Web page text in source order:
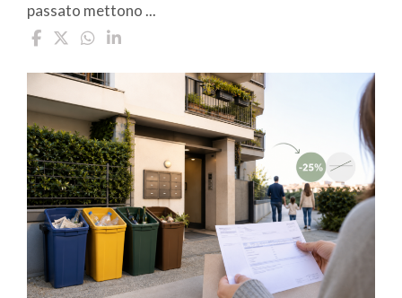
passato mettono ...